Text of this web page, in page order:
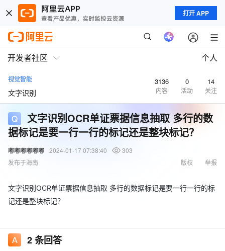
打开 APP
开发者社区 个人
视觉智能
文字识别
3136
内容
0
活动
14
关注
文字识别OCR单证票据信息抽取 多行的数
据标记是要一行一行的标记还是整块标记？
嘟嘟嘟嘟嘟嘟 2024-01-17 07:38:40
303
发布于海南
举报
版权
文字识别OCR单证票据信息抽取 多行的数据标记是要一行一行的标
记还是整块标记？
2条回答